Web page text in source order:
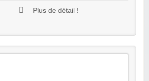
Plus de détail !